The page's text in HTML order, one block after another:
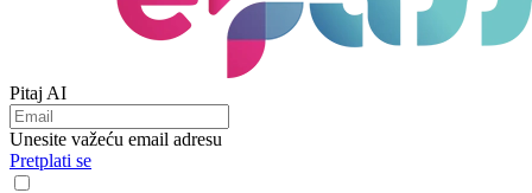
Pitaj AI
Unesite važeću email adresu
Pretplati se